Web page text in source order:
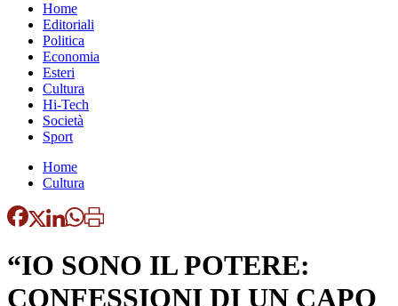
Home
Editoriali
Politica
Economia
Esteri
Cultura
Hi-Tech
Società
Sport
Home
Cultura
“IO SONO IL POTERE:
CONFESSIONI DI UN CAPO